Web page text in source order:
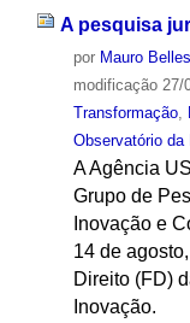
A pesquisa
por Mauro
modificação27/
Transformação,
Observatório da
A Agência
Grupo de
Inovação e
14 de
Direito (FD)
Inovação.